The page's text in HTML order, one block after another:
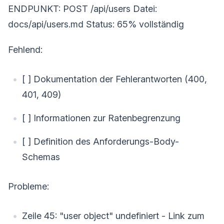
ENDPUNKT: POST /api/users Datei:
docs/api/users.md Status: 65% vollständig
Fehlend:
[ ] Dokumentation der Fehlerantworten (400,
401, 409)
[ ] Informationen zur Ratenbegrenzung
[ ] Definition des Anforderungs-Body-
Schemas
Probleme:
Zeile 45: "user object" undefiniert - Link zum